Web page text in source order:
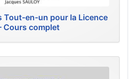
Tout-en-un pour la Licence
Cours complet